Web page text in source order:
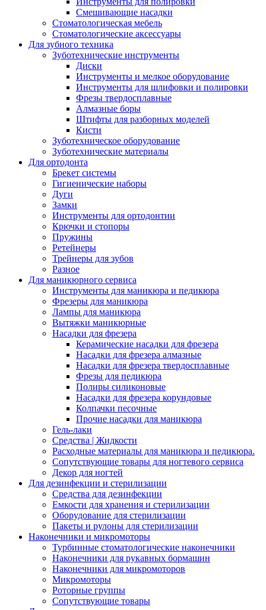
Смешивающие насадки
Стоматологическая мебель
Стоматологические аксессуары
Для зубного техника
Зуботехнические инструменты
Диски
Инструменты и мелкое оборудование
Инструменты для шлифовки и полировки
Фрезы твердосплавные
Алмазные боры
Штифты для разборных моделей
Кисти
Зуботехническое оборудование
Зуботехнические материалы
Для ортодонта
Брекет системы
Гигиенические наборы
Дуги
Замки
Инструменты для ортодонтии
Крючки и стопоры
Пружины
Ретейнеры
Трейнеры для зубов
Разное
Для маникюрного сервиса
Инструменты для маникюра и педикюра
Фрезеры для маникюра
Лампы для маникюра
Вытяжки маникюрные
Насадки для фрезера
Керамические насадки для фрезера
Насадки для фрезера алмазные
Насадки для фрезера твердосплавные
Фрезы для педикюра
Полиры силиконовые
Насадки для фрезера корундовые
Колпачки песочные
Прочие насадки для маникюра
Гель-лаки
Средства | Жидкости
Расходные материалы для маникюра и педикюра.
Сопутствующие товары для ногтевого сервиса
Декор для ногтей
Для дезинфекции и стерилизации
Средства для дезинфекции
Емкости для хранения и стерилизации
Оборудование для стерилизации
Пакеты и рулоны для стерилизации
Наконечники и микромоторы
Турбинные стоматологические наконечники
Наконечники для рукавных бормашин
Наконечники для микромоторов
Микромоторы
Роторные группы
Сопутствующие товары